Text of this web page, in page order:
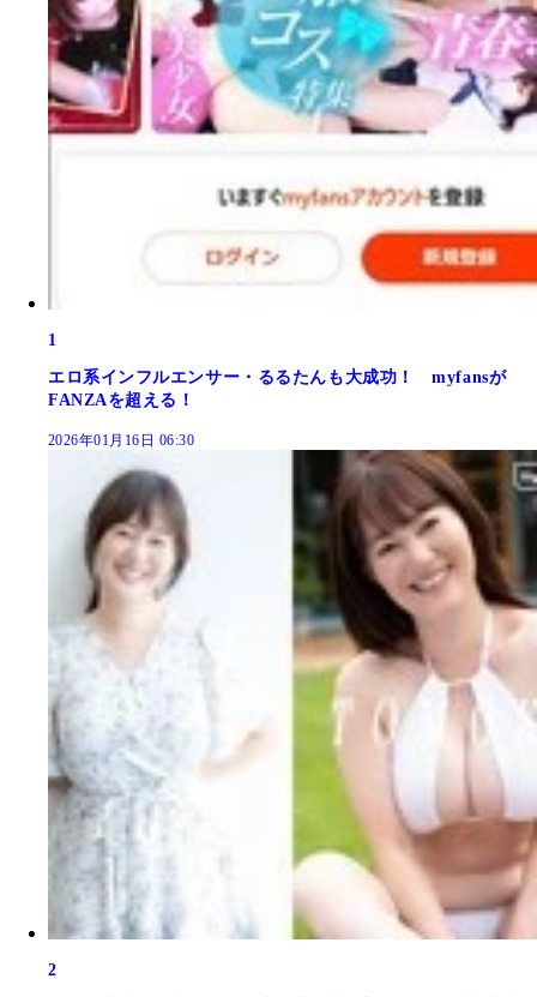
1
エロ系インフルエンサー・るるたんも大成功！ myfansが
FANZAを超える！
2026年01月16日 06:30
2